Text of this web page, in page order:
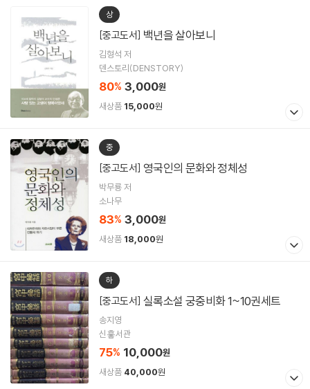
상
[중고도서] 백년을 살아보니
김형석 저
덴스토리(DENSTORY)
80% 3,000원
새상품 15,000원
중
[중고도서] 영국인의 문화와 정체성
박무룡 저
소나무
83% 3,000원
새상품 18,000원
하
[중고도서] 실록소설 궁중비화 1~10권세트
송지영
신흫서관
75% 10,000원
새상품 40,000원